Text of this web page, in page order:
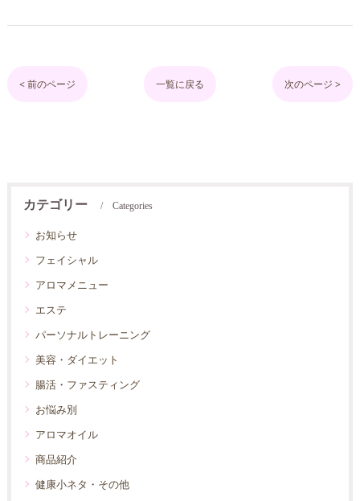
< 前のページ 一覧に戻る 次のページ >
カテゴリー Categories
お知らせ
フェイシャル
アロマメニュー
エステ
パーソナルトレーニング
美容・ダイエット
腸活・ファスティング
お悩み別
アロマオイル
商品紹介
健康小ネタ・その他